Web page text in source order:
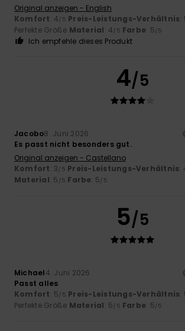
Original anzeigen - English
Komfort: 4/5 Preis-Leistungs-Verhältnis:
Perfekte Größe Material: 4/5 Farbe: 5/5
Ich empfehle dieses Produkt
4/5
Jacobo8. Juni 2026
Es passt nicht besonders gut.
Original anzeigen - Castellano
Komfort: 3/5 Preis-Leistungs-Verhältnis:
Material: 5 /5 Farbe: 5/5
5/5
Michael4. Juni 2026
Passt alles
Komfort: 5/5 Preis-Leistungs-Verhältnis:
Perfekte Größe Material: 5/5 Farbe: 5/5